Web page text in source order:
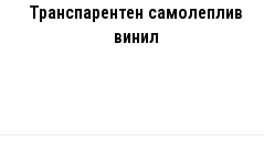
Транспарентен самолеплив
винил